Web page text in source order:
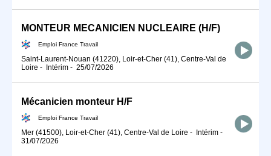
MONTEUR MECANICIEN NUCLEAIRE (H/F)
Emploi France Travail
Saint-Laurent-Nouan (41220), Loir-et-Cher (41), Centre-Val de
Loire - Intérim - 25/07/2026
Mécanicien monteur H/F
Emploi France Travail
Mer (41500), Loir-et-Cher (41), Centre-Val de Loire - Intérim -
31/07/2026